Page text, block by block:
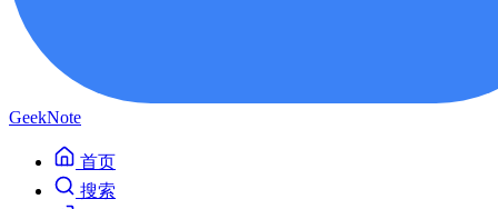
GeekNote
首页
搜索